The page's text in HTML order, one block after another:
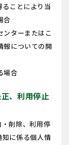
ことにより当
合
ンターまたはこ
報についての開
場合
、利用停止
削除、利用停
に係る個人情